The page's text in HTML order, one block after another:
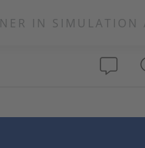
IN SIMULATION